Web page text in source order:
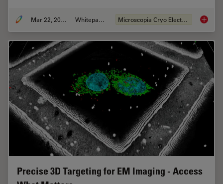
Mar 22, 2022 Whitepaper Microscopia Cryo Electron How to
Precise 3D Targeting for EM Imaging - Access